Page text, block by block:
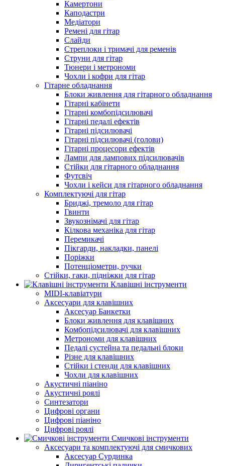
Камертони
Каподастри
Медіатори
Ремені для гітар
Слайди
Стреплоки і тримачі для ременів
Струни для гітар
Тюнери і метрономи
Чохли і кофри для гітар
Гітарне обладнання
Блоки живлення для гітарного обладнання
Гітарні кабінети
Гітарні комбопідсилювачі
Гітарні педалі ефектів
Гітарні підсилювачі
Гітарні підсилювачі (голови)
Гітарні процесори ефектів
Лампи для лампових підсилювачів
Стійки для гітарного обладнання
Футсвіч
Чохли і кейси для гітарного обладнання
Комплектуючі для гітар
Бриджі, тремоло для гітар
Гвинти
Звукознімачі для гітар
Кілкова механіка для гітар
Перемикачі
Пікгарди, накладки, панелі
Поріжки
Потенціометри, ручки
Стійки, гаки, підніжки для гітар
Клавішні інструменти
MIDI-клавіатури
Аксесуари для клавішних
Аксесуар Банкетки
Блоки живлення для клавішних
Комбопідсилювачі для клавішних
Метрономи для клавішних
Педалі сустейна та педальні блоки
Різне для клавішних
Стійки і стенди для клавішних
Чохли для клавішних
Акустичні піаніно
Акустичні роялі
Синтезатори
Цифрові органи
Цифрові піаніно
Цифрові роялі
Смичкові інструменти
Аксесуари та комплектуючі для смичкових
Аксесуар Сурдинка